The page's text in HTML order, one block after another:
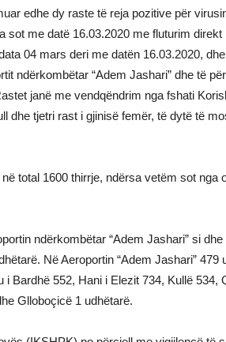
edhe dy raste të reja pozitive për
sot me datë 16.03.2020 me fluturim direkt
04 mars deri me datën 16.03.2020,
ndërkombëtar “Adem Jashari” dhe të
janë me vendqëndrim nga fshati
dhe tjetri rast i gjinisë femër, të dytë të
total 1600 thirrje, ndërsa vetëm sot nga
ndërkombëtar “Adem Jashari” si
Në Aeroportin “Adem Jashari” 479
Bardhë 552, Hani i Elezit 734, Kullë 534,
Glloboçicë 1 udhëtarë.